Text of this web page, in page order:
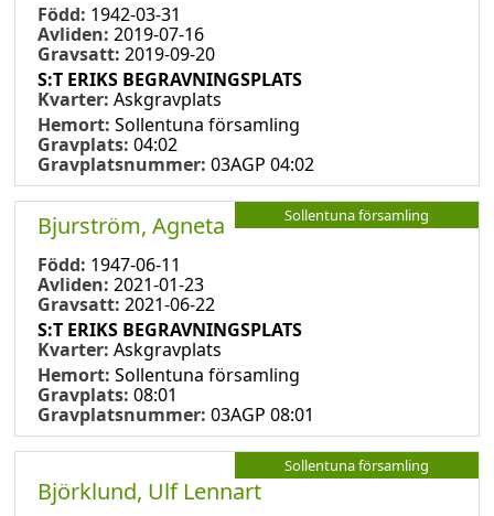
Född: 1942-03-31
Avliden: 2019-07-16
Gravsatt: 2019-09-20
S:T ERIKS BEGRAVNINGSPLATS
Kvarter: Askgravplats
Hemort: Sollentuna församling
Gravplats: 04:02
Gravplatsnummer: 03AGP 04:02
Sollentuna församling
Bjurström, Agneta
Född: 1947-06-11
Avliden: 2021-01-23
Gravsatt: 2021-06-22
S:T ERIKS BEGRAVNINGSPLATS
Kvarter: Askgravplats
Hemort: Sollentuna församling
Gravplats: 08:01
Gravplatsnummer: 03AGP 08:01
Sollentuna församling
Björklund, Ulf Lennart